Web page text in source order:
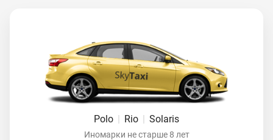
Polo | Rio | Solaris
Иномарки не старше 8 лет